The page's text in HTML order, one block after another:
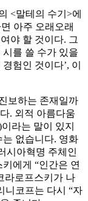
<말테의 수기>에
아주 오래오래
야 할 것이다. 그
를 쓸 수가 있을
험인 것이다’, 이
보하는 존재일까
. 외적 아름다움
라는 말이 있지
없습니다. 영화
시아혁명 주체인
에게 “인간은 연
라로프스키가 나
니코프는 다시 “자